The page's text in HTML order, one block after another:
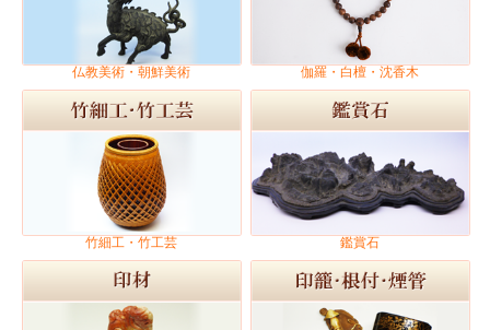
仏教美術・朝鮮美術 伽羅・白檀・沈香木
竹細工・竹工芸 鑑賞石